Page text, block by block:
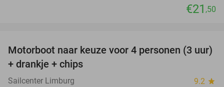
€21 ,50
31%
Motorboot naar keuze voor 4 personen (3 uur)
+ drankje + chips
Sailcenter Limburg 9.2 star